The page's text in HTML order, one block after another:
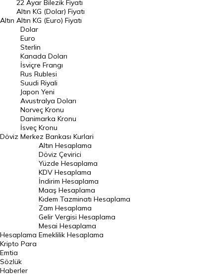
Dolar Kuru
Euro Kuru
Pound Kuru
Frank Kuru
Riyal Kuru
Avustralya Doları
Danimarka Kronu Kuru
Kanada Doları Kuru
Norveç Kronu Kuru
İsveç Kronu Kuru
Japon Yeni Kuru
Serbest Piyasa Döviz Kurları
Merkez Bankası Döviz Kurları
Altın Fiyatları
Gram Altın Fiyatı
Çeyrek Altın Fiyatı
Altın
22 Ayar Bilezik Fiyatı
Altın KG (Dolar) Fiyatı
Altın KG (Euro) Fiyatı
Döviz
Dolar
Euro
Sterlin
Kanada Doları
İsviçre Frangı
Rus Rublesi
Suudi Riyali
Japon Yeni
Avustralya Doları
Norveç Kronu
Danimarka Kronu
İsveç Kronu
Merkez Bankası Kurlari
Hesaplama
Altın Hesaplama
Döviz Çevirici
Yüzde Hesaplama
KDV Hesaplama
İndirim Hesaplama
Maaş Hesaplama
Kıdem Tazminatı Hesaplama
Zam Hesaplama
Gelir Vergisi Hesaplama
Mesai Hesaplama
Emeklilik Hesaplama
Kripto Para
Emtia
Sözlük
Haberler